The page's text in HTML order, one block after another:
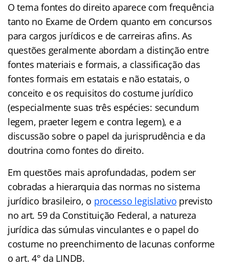
O tema fontes do direito aparece com frequência
tanto no Exame de Ordem quanto em concursos
para cargos jurídicos e de carreiras afins. As
questões geralmente abordam a distinção entre
fontes materiais e formais, a classificação das
fontes formais em estatais e não estatais, o
conceito e os requisitos do costume jurídico
(especialmente suas três espécies: secundum
legem, praeter legem e contra legem), e a
discussão sobre o papel da jurisprudência e da
doutrina como fontes do direito.
Em questões mais aprofundadas, podem ser
cobradas a hierarquia das normas no sistema
jurídico brasileiro, o processo legislativo previsto
no art. 59 da Constituição Federal, a natureza
jurídica das súmulas vinculantes e o papel do
costume no preenchimento de lacunas conforme
o art. 4° da LINDB.